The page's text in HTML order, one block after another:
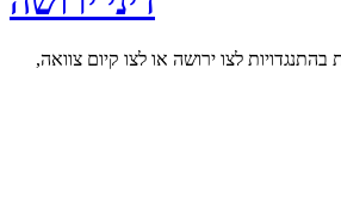
לצו ירושה או לצו קיום צוואה,